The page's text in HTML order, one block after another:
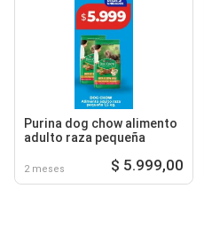
Purina dog chow alimento
adulto raza pequeña
2 meses $ 5.999,00